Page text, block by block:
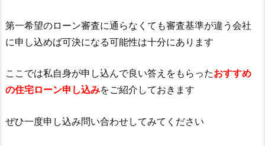
第一希望のローン審査に通らなくても審査基準が違う会社
に申し込めば可決になる可能性は十分にあります
ここでは私自身が申し込んで良い答えをもらったおすすめ
の住宅ローン申し込みをご紹介しておきます
ぜひ一度申し込み問い合わせしてみてください